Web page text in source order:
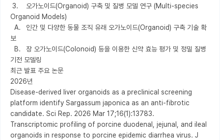
Organoid Models)
보
기전 모델링
최근 발표 주요 논문
2026년
Disease-derived liver organoids as a preclinical screening
platform identify Sargassum japonica as an anti-fibrotic
candidate. Sci Rep. 2026 Mar 17;16(1):13783.
Transcriptomic profiling of porcine duodenal, jejunal, and ileal
organoids in response to porcine epidemic diarrhea virus. J